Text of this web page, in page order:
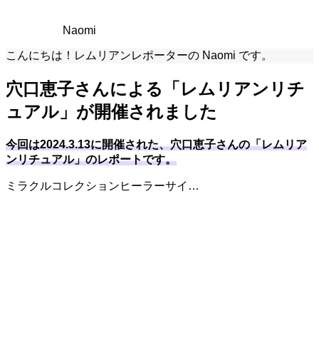
Naomi
こんにちは！レムリアンレポーターの Naomi です。
穴口恵子さんによる「レムリアンリチ
ュアル」が開催されました
今回は2024.3.13に開催された、穴口恵子さんの「レムリア
ンリチュアル」のレポートです。
ミラクルコレクションヒーラーサイ…